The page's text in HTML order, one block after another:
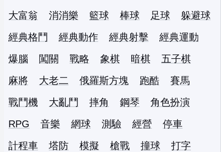
大富翁
消消樂 籃球 棒球 足球
躲避球
經典格鬥
經典動作 經典射擊
經典運動
爆腦
闖關 戰略 象棋 暗棋
五子棋
麻將
大老二 俄羅斯方塊 跑酷
賽馬
戰鬥機
大亂鬥 摔角 鋼琴
角色扮演
RPG
音樂 網球 測驗 經營
停車
計程車
塔防 模擬 槍戰 撞球
打字